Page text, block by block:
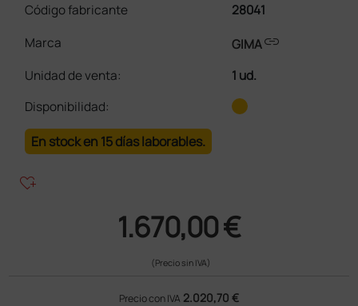
Código fabricante
28041
Marca
GIMAlink
Unidad de venta:
1 ud.
Disponibilidad:
En stock en 15 días laborables.
heart_plus
1.670,00 €
(Precio sin IVA)
Precio con IVA 2.020,70 €